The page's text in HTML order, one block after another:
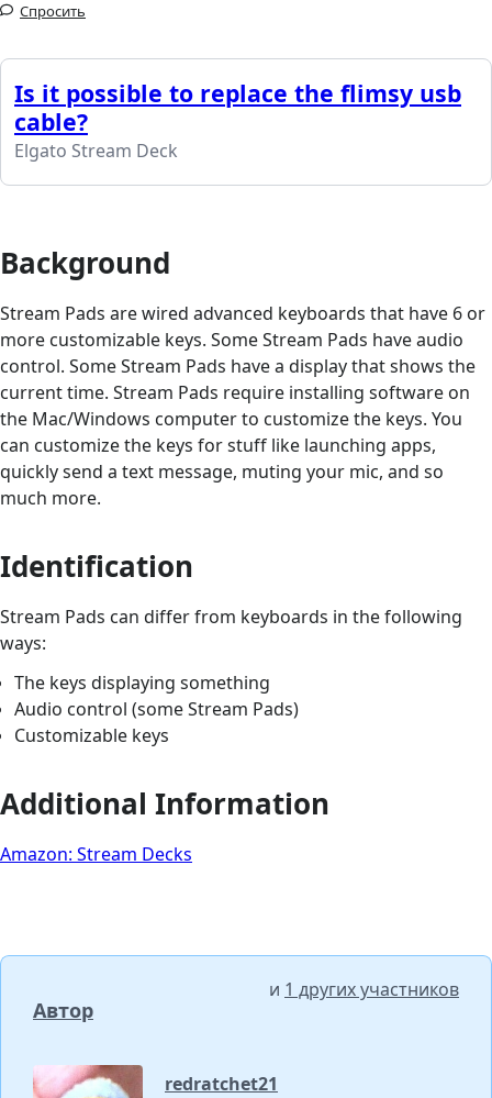
Спросить
Is it possible to replace the flimsy usb
cable?
Elgato Stream Deck
Background
Stream Pads are wired advanced keyboards that have 6 or
more customizable keys. Some Stream Pads have audio
control. Some Stream Pads have a display that shows the
current time. Stream Pads require installing software on
the Mac/Windows computer to customize the keys. You
can customize the keys for stuff like launching apps,
quickly send a text message, muting your mic, and so
much more.
Identification
Stream Pads can differ from keyboards in the following
ways:
The keys displaying something
Audio control (some Stream Pads)
Customizable keys
Additional Information
Amazon: Stream Decks
Автор
и 1 других участников
redratchet21